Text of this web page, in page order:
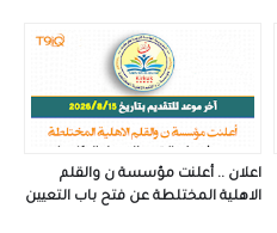
اعلان .. أعلنت مؤسسة ن والقلم
الاهلية المختلطة عن فتح باب التعيين